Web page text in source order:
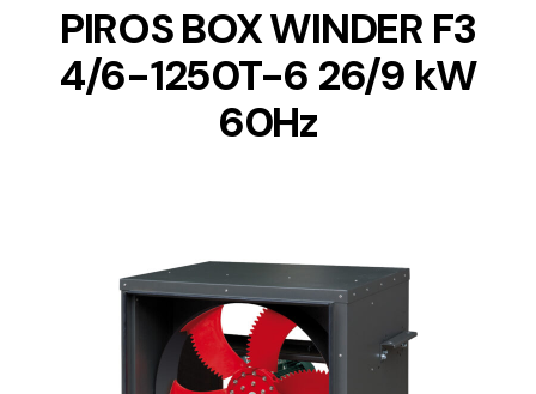
PIROS BOX WINDER F3
4/6-1250T-6 26/9 kW
60Hz